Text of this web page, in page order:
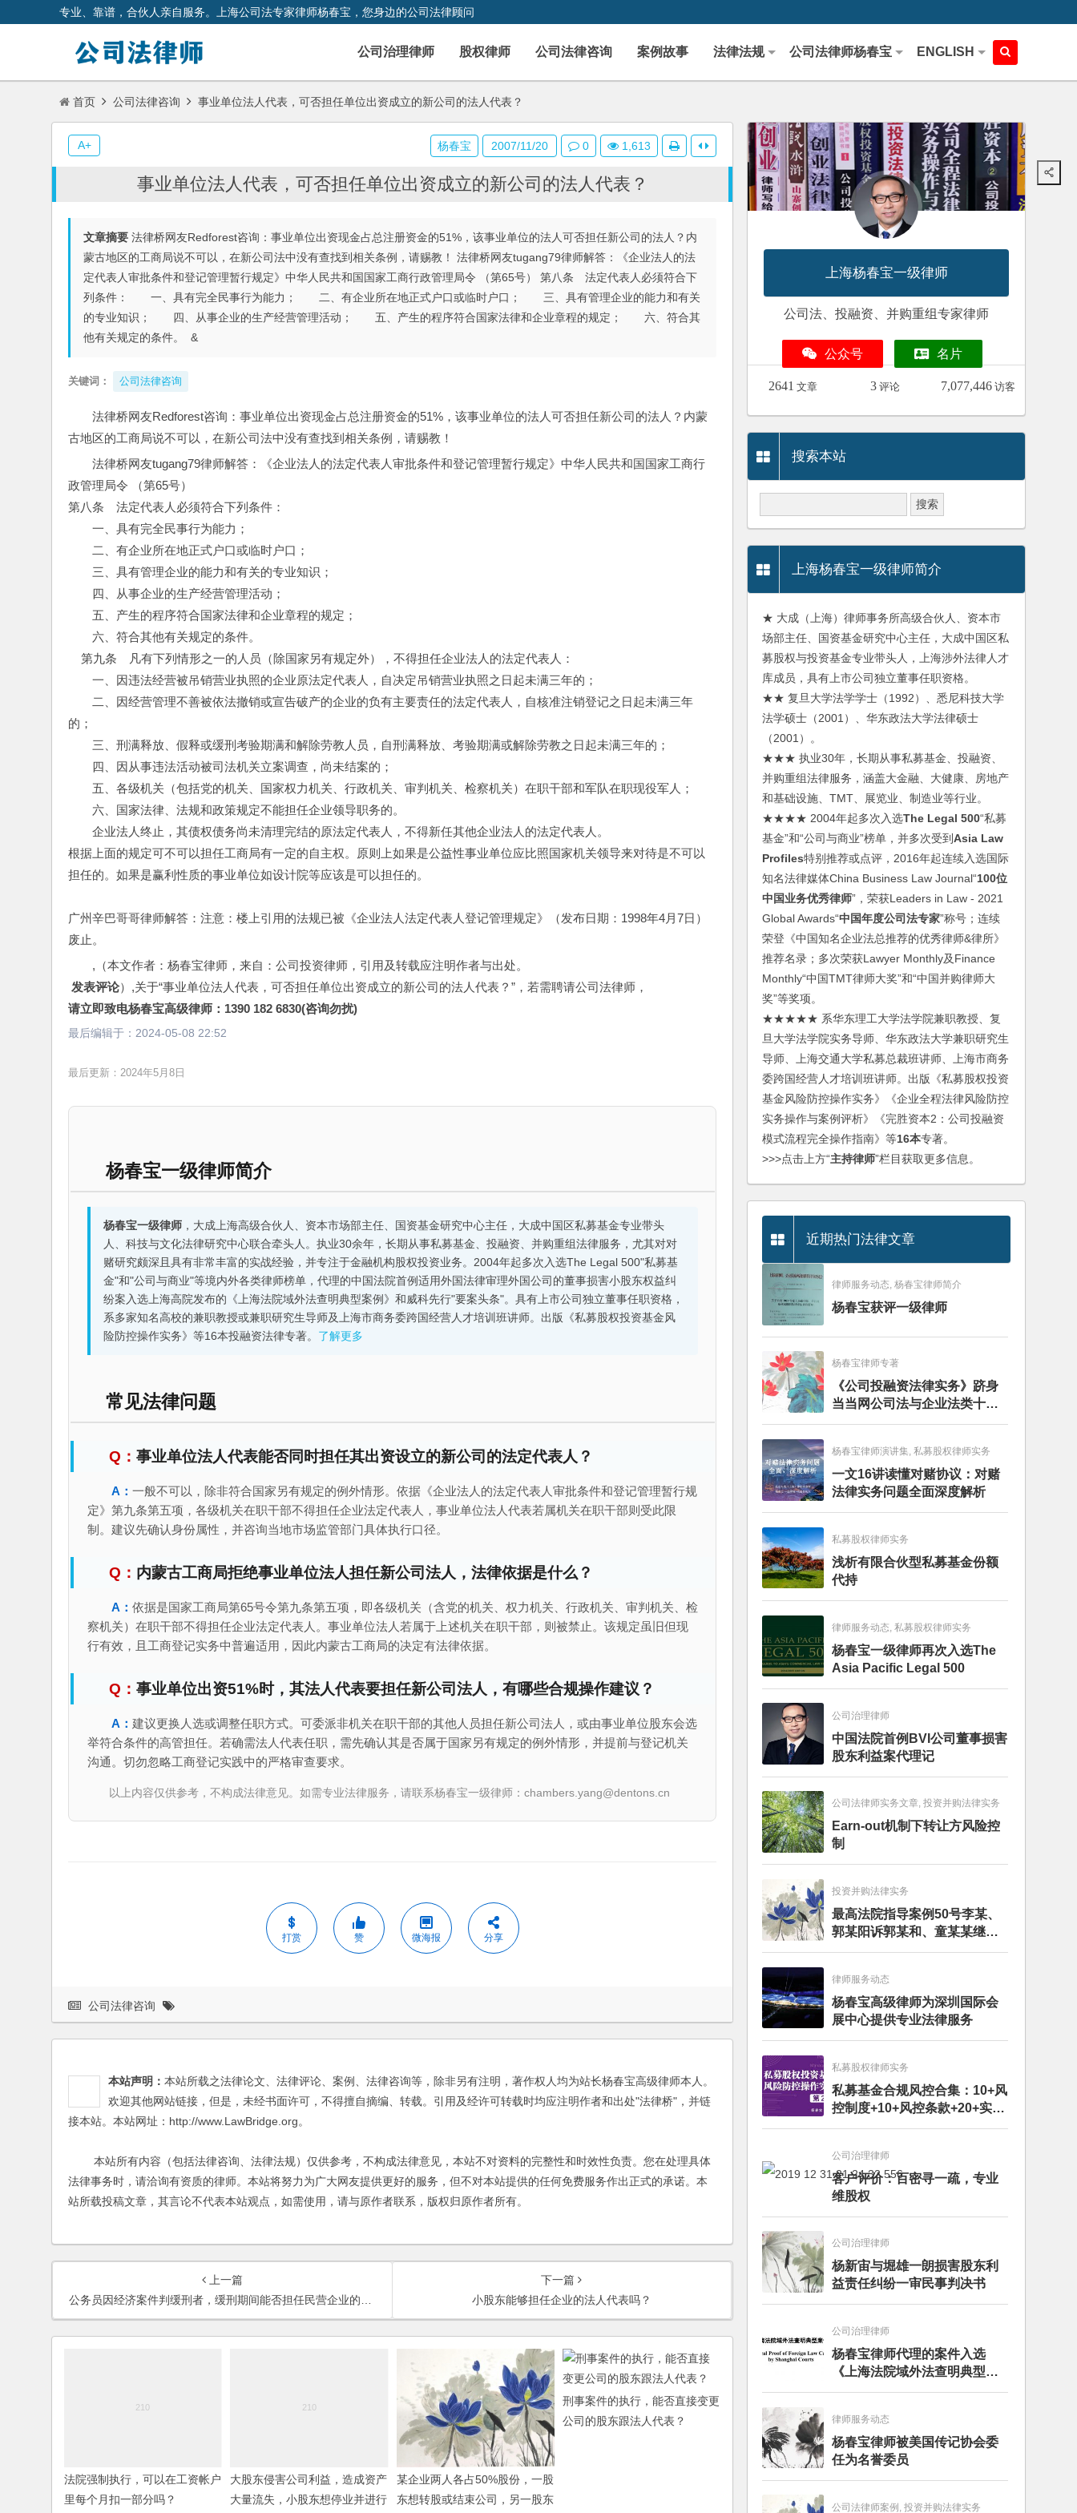
专业、靠谱，合伙人亲自服务。上海公司法专家律师杨春宝，您身边的公司法律顾问
公司治理律师 股权律师 公司法律咨询 案例故事 法律法规 公司法律师杨春宝 ENGLISH
首页 公司法律咨询 事业单位法人代表，可否担任单位出资成立的新公司的法人代表？
事业单位法人代表，可否担任单位出资成立的新公司的法人代表？
文章摘要 法律桥网友Redforest咨询：事业单位出资现金占总注册资金的51%，该事业单位的法人可否担任新公司的法人？内
蒙古地区的工商局说不可以，在新公司法中没有查找到相关条例，请赐教！ 法律桥网友tugang79律师解答：《企业法人的法
定代表人审批条件和登记管理暂行规定》中华人民共和国国家工商行政管理局令 （第65号） 第八条 法定代表人必须符合下
列条件： 一、具有完全民事行为能力； 二、有企业所在地正式户口或临时户口； 三、具有管理企业的能力和有关
的专业知识； 四、从事企业的生产经营管理活动； 五、产生的程序符合国家法律和企业章程的规定； 六、符合其
他有关规定的条件。 &
关键词： 公司法律咨询
法律桥网友Redforest咨询：事业单位出资现金占总注册资金的51%，该事业单位的法人可否担任新公司的法人？内蒙
古地区的工商局说不可以，在新公司法中没有查找到相关条例，请赐教！
法律桥网友tugang79律师解答：《企业法人的法定代表人审批条件和登记管理暂行规定》中华人民共和国国家工商行
政管理局令 （第65号）
第八条　法定代表人必须符合下列条件：
一、具有完全民事行为能力；
二、有企业所在地正式户口或临时户口；
三、具有管理企业的能力和有关的专业知识；
四、从事企业的生产经营管理活动；
五、产生的程序符合国家法律和企业章程的规定；
六、符合其他有关规定的条件。
第九条　凡有下列情形之一的人员（除国家另有规定外），不得担任企业法人的法定代表人：
一、因违法经营被吊销营业执照的企业原法定代表人，自决定吊销营业执照之日起未满三年的；
二、因经营管理不善被依法撤销或宣告破产的企业的负有主要责任的法定代表人，自核准注销登记之日起未满三年
的；
三、刑满释放、假释或缓刑考验期满和解除劳教人员，自刑满释放、考验期满或解除劳教之日起未满三年的；
四、因从事违法活动被司法机关立案调查，尚未结案的；
五、各级机关（包括党的机关、国家权力机关、行政机关、审判机关、检察机关）在职干部和军队在职现役军人；
六、国家法律、法规和政策规定不能担任企业领导职务的。
企业法人终止，其债权债务尚未清理完结的原法定代表人，不得新任其他企业法人的法定代表人。
根据上面的规定可不可以担任工商局有一定的自主权。原则上如果是公益性事业单位应比照国家机关领导来对待是不可以
担任的。如果是赢利性质的事业单位如设计院等应该是可以担任的。
广州辛巴哥哥律师解答：注意：楼上引用的法规已被《企业法人法定代表人登记管理规定》（发布日期：1998年4月7日）
废止。
,（本文作者：杨春宝律师，来自：公司投资律师，引用及转载应注明作者与出处。
发表评论）,关于“事业单位法人代表，可否担任单位出资成立的新公司的法人代表？”，若需聘请公司法律师，
请立即致电杨春宝高级律师：1390 182 6830(咨询勿扰)
最后编辑于： 2024-05-08 22:52
最后更新：2024年5月8日
杨春宝一级律师简介
杨春宝一级律师，大成上海高级合伙人、资本市场部主任、国资基金研究中心主任，大成中国区私募基金专业带头
人、科技与文化法律研究中心联合牵头人。执业30余年，长期从事私募基金、投融资、并购重组法律服务，尤其对对
赌研究颇深且具有非常丰富的实战经验，并专注于金融机构股权投资业务。2004年起多次入选The Legal 500"私募基
金"和"公司与商业"等境内外各类律师榜单，代理的中国法院首例适用外国法律审理外国公司的董事损害小股东权益纠
纷案入选上海高院发布的《上海法院域外法查明典型案例》和威科先行"要案头条"。具有上市公司独立董事任职资格，
系多家知名高校的兼职教授或兼职研究生导师及上海市商务委跨国经营人才培训班讲师。出版《私募股权投资基金风
险防控操作实务》等16本投融资法律专著。 了解更多
常见法律问题
事业单位法人代表能否同时担任其出资设立的新公司的法定代表人？
一般不可以，除非符合国家另有规定的例外情形。依据《企业法人的法定代表人审批条件和登记管理暂行规
定》第九条第五项，各级机关在职干部不得担任企业法定代表人，事业单位法人代表若属机关在职干部则受此限
制。建议先确认身份属性，并咨询当地市场监管部门具体执行口径。
内蒙古工商局拒绝事业单位法人担任新公司法人，法律依据是什么？
依据是国家工商局第65号令第九条第五项，即各级机关（含党的机关、权力机关、行政机关、审判机关、检
察机关）在职干部不得担任企业法定代表人。事业单位法人若属于上述机关在职干部，则被禁止。该规定虽旧但现
行有效，且工商登记实务中普遍适用，因此内蒙古工商局的决定有法律依据。
事业单位出资51%时，其法人代表要担任新公司法人，有哪些合规操作建议？
建议更换人选或调整任职方式。可委派非机关在职干部的其他人员担任新公司法人，或由事业单位股东会选
举符合条件的高管担任。若确需法人代表任职，需先确认其是否属于国家另有规定的例外情形，并提前与登记机关
沟通。切勿忽略工商登记实践中的严格审查要求。
以上内容仅供参考，不构成法律意见。如需专业法律服务，请联系杨春宝一级律师：chambers.yang@dentons.cn
打赏 赞 微海报 分享
杨春宝 2007/11/20 0 1,613
A+
公司法律咨询
本站声明： 本站所载之法律论文、法律评论、案例、法律咨询等，除非另有注明，著作权人均为站长杨春宝高级律师本人。
欢迎其他网站链接，但是，未经书面许可，不得擅自摘编、转载。引用及经许可转载时均应注明作者和出处"法律桥"，并链
接本站。本站网址：http://www.LawBridge.org。
本站所有内容（包括法律咨询、法律法规）仅供参考，不构成法律意见，本站不对资料的完整性和时效性负责。您在处理具体
法律事务时，请洽询有资质的律师。本站将努力为广大网友提供更好的服务，但不对本站提供的任何免费服务作出正式的承诺。本
站所载投稿文章，其言论不代表本站观点，如需使用，请与原作者联系，版权归原作者所有。
上一篇
公务员因经济案件判缓刑者，缓刑期间能否担任民营企业的法人代表？
下一篇
小股东能够担任企业的法人代表吗？
法院强制执行，可以在工资帐户
里每个月扣一部分吗？
大股东侵害公司利益，造成资产
大量流失，小股东想停业并进行
某企业两人各占50%股份，一股
东想转股或结束公司，另一股东
刑事案件的执行，能否直接变更
公司的股东跟法人代表？
上海杨春宝一级律师
公司法、投融资、并购重组专家律师
公众号 名片
2641 文章 3 评论 7,077,446 访客
搜索本站
上海杨春宝一级律师简介
★ 大成（上海）律师事务所高级合伙人、资本市
场部主任、国资基金研究中心主任，大成中国区私
募股权与投资基金专业带头人，上海涉外法律人才
库成员，具有上市公司独立董事任职资格。
★★ 复旦大学法学学士（1992）、悉尼科技大学
法学硕士（2001）、华东政法大学法律硕士
（2001）。
★★★ 执业30年，长期从事私募基金、投融资、
并购重组法律服务，涵盖大金融、大健康、房地产
和基础设施、TMT、展览业、制造业等行业。
★★★★ 2004年起多次入选The Legal 500“私募
基金”和“公司与商业”榜单，并多次受到Asia Law
Profiles特别推荐或点评，2016年起连续入选国际
知名法律媒体China Business Law Journal“100位
中国业务优秀律师”，荣获Leaders in Law - 2021
Global Awards“中国年度公司法专家”称号；连续
荣登《中国知名企业法总推荐的优秀律师&律所》
推荐名录；多次荣获Lawyer Monthly及Finance
Monthly“中国TMT律师大奖”和“中国并购律师大
奖”等奖项。
★★★★★ 系华东理工大学法学院兼职教授、复
旦大学法学院实务导师、华东政法大学兼职研究生
导师、上海交通大学私募总裁班讲师、上海市商务
委跨国经营人才培训班讲师。出版《私募股权投资
基金风险防控操作实务》《企业全程法律风险防控
实务操作与案例评析》《完胜资本2：公司投融资
模式流程完全操作指南》等16本专著。
>>>点击上方“主持律师”栏目获取更多信息。
近期热门法律文章
律师服务动态, 杨春宝律师简介
杨春宝获评一级律师
杨春宝律师专著
《公司投融资法律实务》跻身
当当网公司法与企业法类十大
畅销图书榜
杨春宝律师演讲集, 私募股权律师实务
一文16讲读懂对赌协议：对赌
法律实务问题全面深度解析
私募股权律师实务
浅析有限合伙型私募基金份额
代持
律师服务动态, 私募股权律师实务
杨春宝一级律师再次入选The
Asia Pacific Legal 500
公司治理律师
中国法院首例BVI公司董事损害
股东利益案代理记
公司法律师实务文章, 投资并购法律实务
Earn-out机制下转让方风险控
制
投资并购法律实务
最高法院指导案例50号李某、
郭某阳诉郭某和、童某某继承
纠纷案
律师服务动态
杨春宝高级律师为深圳国际会
展中心提供专业法律服务
私募股权律师实务
私募基金合规风控合集：10+风
控制度+10+风控条款+20+实务
文章+每月动态
公司治理律师
客户评价：百密寻一疏，专业
维股权
公司治理律师
杨新宙与堀雄一朗损害股东利
益责任纠纷一审民事判决书
公司治理律师
杨春宝律师代理的案件入选
《上海法院域外法查明典型案
例》
律师服务动态
杨春宝律师被美国传记协会委
任为名誉委员
公司法律师案例, 投资并购法律实务